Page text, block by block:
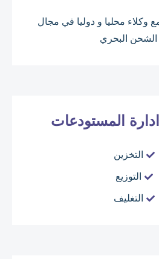
وكلاء محليا و دوليا في مجال
البحري
المستودعات
التخزين
التوزيع
التغليف